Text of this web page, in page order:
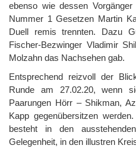
ebenso wie dessen
Nummer 1 Gesetzen Martin
Duell remis trennten. Dazu
Fischer-Bezwinger Vladimir
Molzahn das Nachsehen gab.
Entsprechend reizvoll der
Runde am 27.02.20, wenn
Paarungen Hörr – Shikman,
Kapp gegenübersitzen
besteht in den
Gelegenheit, in den illustren